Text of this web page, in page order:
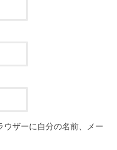
ウザーに自分の名前、メー